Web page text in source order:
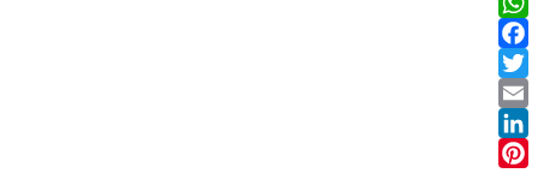
WhatsApp
Facebook
Twitter
Email
LinkedIn